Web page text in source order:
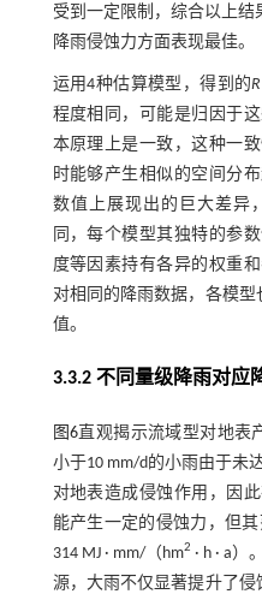
受到一定限制，综合以上
降雨侵蚀力方面表现最佳。
运用4种估算模型，得到的R
程度相同，可能是归因于
本原理上是一致，这种一
时能够产生相似的空间分
数值上展现出的巨大差异
同，每个模型其独特的参
度等因素持有各异的权重
对相同的降雨数据，各模
值。
3.3.2 不同量级降雨对应
图6直观揭示流域型对地表
小于10 mm/d的小雨由于未
对地表造成侵蚀作用，因
能产生一定的侵蚀力，但
314 MJ · mm/（hm2 · h · a
源，大雨不仅显著提升了侵